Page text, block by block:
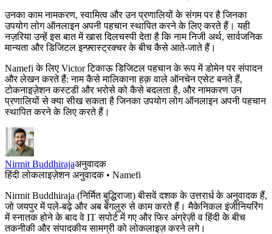
उनका काम नामकरण, स्वामित्व और उन प्रणालियों के संगम पर है जिनका
उपयोग लोग ऑनलाइन अपनी पहचान स्थापित करने के लिए करते हैं। यही
नज़रिया उन्हें इस बात में खास दिलचस्पी देता है कि नाम निजी अर्थ, सार्वजनिक
मान्यता और डिजिटल इन्फ़्रास्ट्रक्चर के बीच कैसे आते-जाते हैं।
Namefi के लिए Victor टिकाऊ डिजिटल पहचान के रूप में डोमेन पर संपादन
और लेखन करते हैं: नाम कैसे मालिकाना हक़ वाले ऑनचेन एसेट बनते हैं,
टोकनाइज़ेशन कस्टडी और भरोसे को कैसे बदलता है, और नामकरण उन
प्रणालियों से क्या सीख सकता है जिनका उपयोग लोग ऑनलाइन अपनी पहचान
स्थापित करने के लिए करते हैं।
Nirmit Buddhirajaअनुवादक
हिंदी लोकलाइज़ेशन अनुवादक • Namefi
Nirmit Buddhiraja (निर्मित बुद्धिराजा) बीसवें दशक के उत्तरार्ध के अनुवादक हैं,
जो जयपुर में पले-बढ़े और अब बेंगलुरु से काम करते हैं। मैकेनिकल इंजीनियरिंग
में स्नातक होने के बाद वे IT सपोर्ट में गए और फिर अंग्रेज़ी व हिंदी के बीच
तकनीकी और संपादकीय सामग्री को लोकलाइज़ करने लगे।